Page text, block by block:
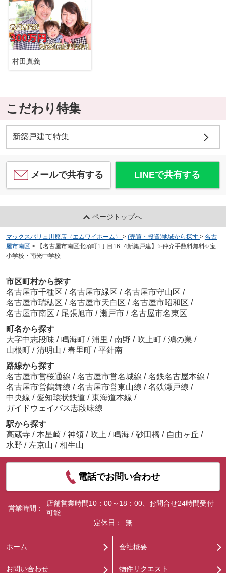
村田真義
こだわり特集
新築戸建て特集
メールで共有する LINEで共有する
ページトップへ
マックスバリュ川原店（エムワイホーム） > (売買・投資)地域から探す > 名古
屋市南区 >
【名古屋市南区北頭町1丁目16−4新築戸建】✨️仲介手数料無料✨️宝
小学校・南光中学校
市区町村から探す
名古屋市千種区 / 名古屋市緑区 / 名古屋市守山区 /
名古屋市瑞穂区 / 名古屋市天白区 / 名古屋市昭和区 /
名古屋市南区 / 尾張旭市 / 瀬戸市 / 名古屋市名東区
町名から探す
大字中志段味 / 鳴海町 / 浦里 / 南野 / 吹上町 / 鴻の巣 /
山根町 / 清明山 / 春里町 / 平針南
路線から探す
名古屋市営桜通線 / 名古屋市営名城線 / 名鉄名古屋本線 /
名古屋市営鶴舞線 / 名古屋市営東山線 / 名鉄瀬戸線 /
中央線 / 愛知環状鉄道 / 東海道本線 /
ガイドウェイバス志段味線
駅から探す
高蔵寺 / 本星崎 / 神領 / 吹上 / 鳴海 / 砂田橋 / 自由ヶ丘 /
水野 / 左京山 / 相生山
電話でお問い合わせ
営業時間：
店舗営業時間10：00～18：00、お問合せ24時間受付
可能
定休日：
無
ホーム 会社概要
お問い合わせ 物件リクエスト